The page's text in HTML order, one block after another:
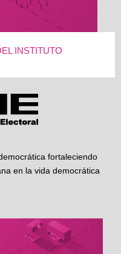
INSTITUTO
fortaleciendo
en la vida democrática